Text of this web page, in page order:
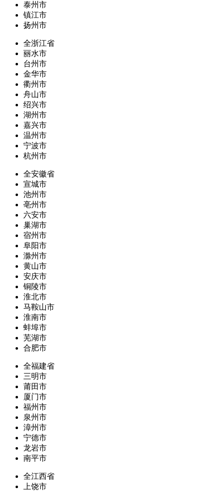
泰州市
镇江市
扬州市
全浙江省
丽水市
台州市
金华市
衢州市
舟山市
绍兴市
湖州市
嘉兴市
温州市
宁波市
杭州市
全安徽省
宣城市
池州市
亳州市
六安市
巢湖市
宿州市
阜阳市
滁州市
黄山市
安庆市
铜陵市
淮北市
马鞍山市
淮南市
蚌埠市
芜湖市
合肥市
全福建省
三明市
莆田市
厦门市
福州市
泉州市
漳州市
宁德市
龙岩市
南平市
全江西省
上饶市